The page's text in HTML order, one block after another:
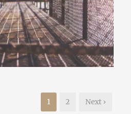
Flyers, Typography
1 2 Next ›